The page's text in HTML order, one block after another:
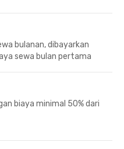
bulanan, dibayarkan
sewa bulan pertama
biaya minimal 50% dari